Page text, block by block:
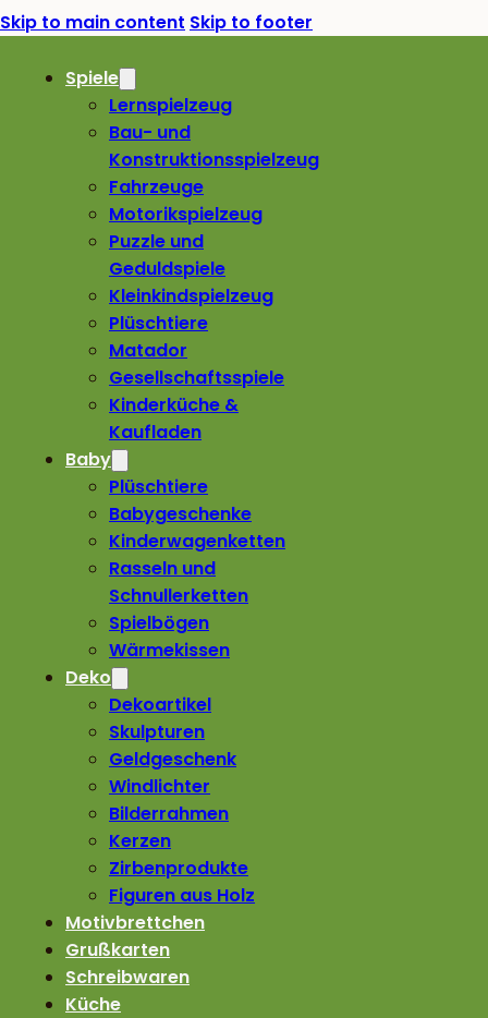
Skip to main content Skip to footer
Spiele
Lernspielzeug
Bau- und
Konstruktionsspielzeug
Fahrzeuge
Motorikspielzeug
Puzzle und
Geduldspiele
Kleinkindspielzeug
Plüschtiere
Matador
Gesellschaftsspiele
Kinderküche &
Kaufladen
Baby
Plüschtiere
Babygeschenke
Kinderwagenketten
Rasseln und
Schnullerketten
Spielbögen
Wärmekissen
Deko
Dekoartikel
Skulpturen
Geldgeschenk
Windlichter
Bilderrahmen
Kerzen
Zirbenprodukte
Figuren aus Holz
Motivbrettchen
Grußkarten
Schreibwaren
Küche